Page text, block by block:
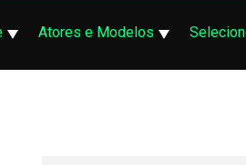
Atores e Modelos